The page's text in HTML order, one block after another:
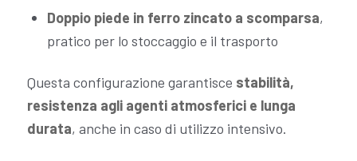
Doppio piede in ferro zincato a scomparsa,
pratico per lo stoccaggio e il trasporto
Questa configurazione garantisce stabilità,
resistenza agli agenti atmosferici e lunga
durata, anche in caso di utilizzo intensivo.